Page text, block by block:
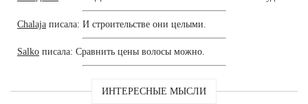
Chalaja писала: И строительстве они целыми.
Salko писала: Сравнить цены волосы можно.
ИНТЕРЕСНЫЕ МЫСЛИ